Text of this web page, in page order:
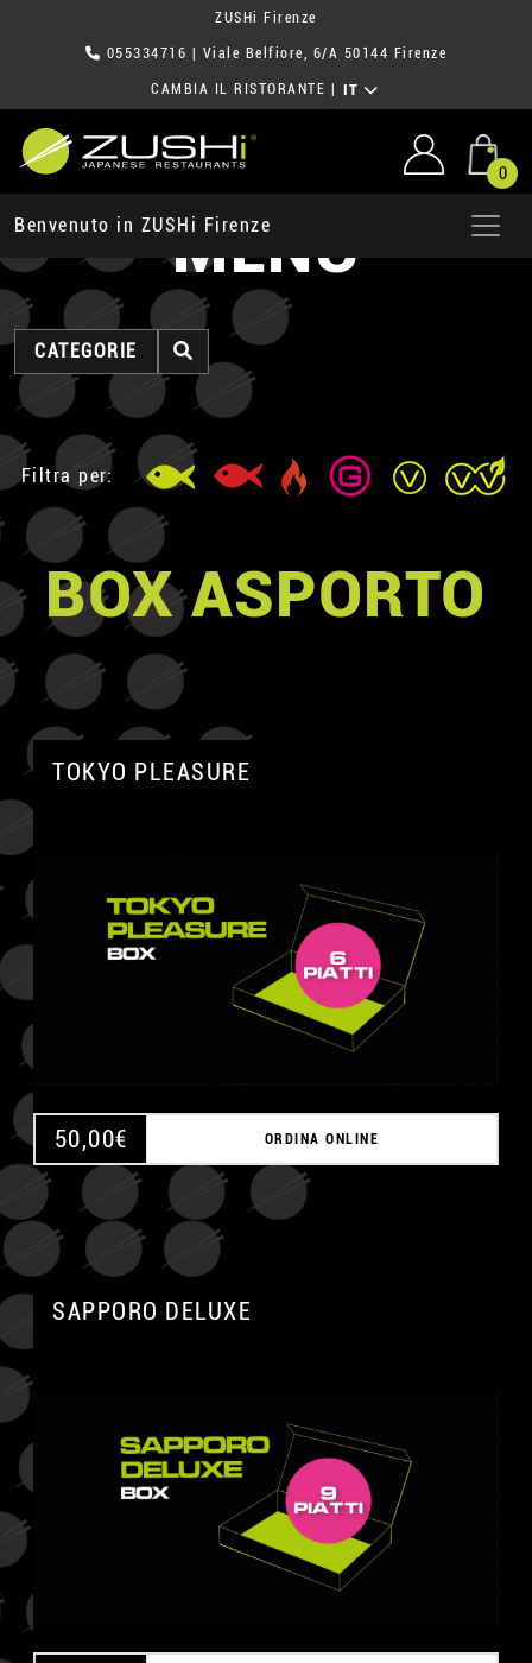
ZUSHi Firenze
055334716 | Viale Belfiore, 6/A 50144 Firenze
CAMBIA IL RISTORANTE IT
0
Benvenuto in ZUSHi Firenze
MENU
CATEGORIE
Filtra per:
BOX ASPORTO
TOKYO PLEASURE
50,00€ ORDINA ONLINE
SAPPORO DELUXE